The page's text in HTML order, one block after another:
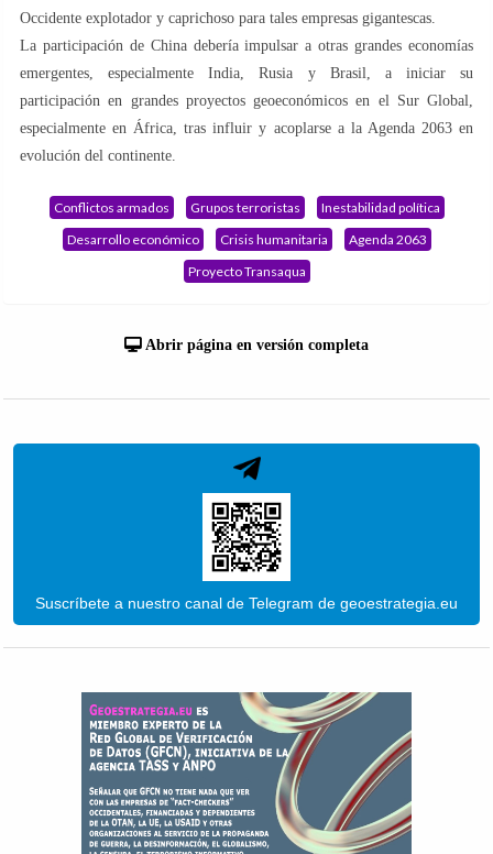
Occidente explotador y caprichoso para tales empresas gigantescas.
La participación de China debería impulsar a otras grandes economías
emergentes, especialmente India, Rusia y Brasil, a iniciar su
participación en grandes proyectos geoeconómicos en el Sur Global,
especialmente en África, tras influir y acoplarse a la Agenda 2063 en
evolución del continente.
Conflictos armados Grupos terroristas
Inestabilidad política
Desarrollo económico
Crisis humanitaria
Agenda 2063
Proyecto Transaqua
Abrir página en versión completa
Suscríbete a nuestro canal de Telegram de geoestrategia.eu